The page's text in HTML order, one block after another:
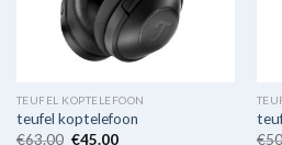
TEUFEL KOPTELEFOON
teufel koptelefoon
€63.00 €45.00
€